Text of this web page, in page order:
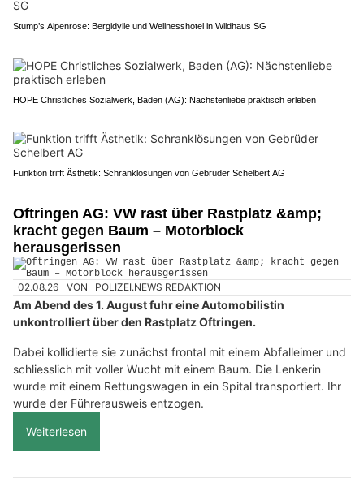
Stump’s Alpenrose: Bergidylle und Wellnesshotel in Wildhaus SG
HOPE Christliches Sozialwerk, Baden (AG): Nächstenliebe praktisch erleben
Funktion trifft Ästhetik: Schranklösungen von Gebrüder Schelbert AG
Oftringen AG: VW rast über Rastplatz &amp;
kracht gegen Baum – Motorblock
herausgerissen
02.08.26 VON POLIZEI.NEWS REDAKTION
Am Abend des 1. August fuhr eine Automobilistin
unkontrolliert über den Rastplatz Oftringen.
Dabei kollidierte sie zunächst frontal mit einem Abfalleimer und
schliesslich mit voller Wucht mit einem Baum. Die Lenkerin
wurde mit einem Rettungswagen in ein Spital transportiert. Ihr
wurde der Führerausweis entzogen.
Weiterlesen